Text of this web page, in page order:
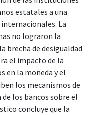
estatales a una
La
no lograron la
brecha de desigualdad
el impacto de la
en la moneda y el
los mecanismos de
los bancos sobre el
concluye que la